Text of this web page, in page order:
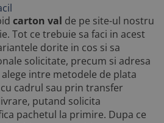
carton val de pe site-ul nostru
Tot ce trebuie sa faci in acest
dorite in cos si sa
solicitate, precum si adresa
intre metodele de plata
cadrul sau prin transfer
putand solicita
pachetul la primire. Dupa ce